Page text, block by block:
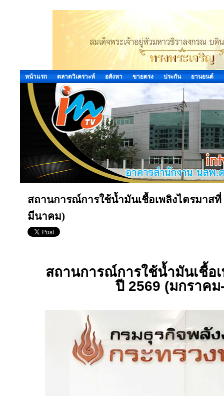
หน้าแรก ตลาดวิเคราะห์ อสังหา ขายตรง ประกัน ยานยนต์
สถานการณ์การใช้น้ำมันเชื้อเพลิงไตรมาสที่
มีนาคม)
สถานการณ์การใช้น้ำมันเชื้อ
ปี 2569 (มกราค